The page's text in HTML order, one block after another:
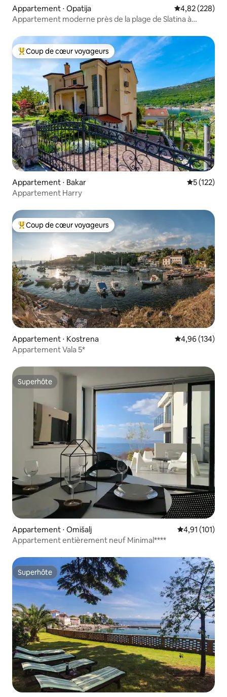
Appartement ⋅ Opatija Évaluation
4,82 (228)
Appartement moderne près de la plage de Slatina à
Coups de cœur voyageurs les plus appréciés
Coup de cœur voyageurs
Appartement ⋅ Bakar Évaluation
5 (122)
Appartement Harry
Coups de cœur voyageurs les plus appréciés
Coup de cœur voyageurs
Appartement ⋅ Kostrena Évaluation
4,96 (134)
Appartement Vala 5*
Superhôte
Superhôte
Appartement ⋅ Omišalj Évaluation
4,91 (101)
Appartement entièrement neuf Minimal****
Superhôte
Superhôte